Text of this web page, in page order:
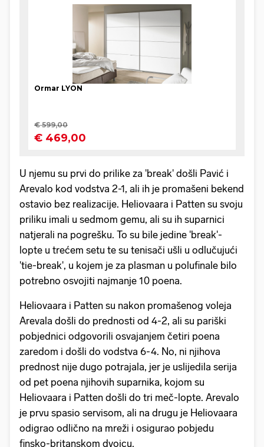
U njemu su prvi do prilike za 'break' došli Pavić i
Arevalo kod vodstva 2-1, ali ih je promašeni bekend
ostavio bez realizacije. Heliovaara i Patten su svoju
priliku imali u sedmom gemu, ali su ih suparnici
natjerali na pogrešku. To su bile jedine 'break'-
lopte u trećem setu te su tenisači ušli u odlučujući
'tie-break', u kojem je za plasman u polufinale bilo
potrebno osvojiti najmanje 10 poena.
Heliovaara i Patten su nakon promašenog voleja
Arevala došli do prednosti od 4-2, ali su pariški
pobjednici odgovorili osvajanjem četiri poena
zaredom i došli do vodstva 6-4. No, ni njihova
prednost nije dugo potrajala, jer je uslijedila serija
od pet poena njihovih suparnika, kojom su
Heliovaara i Patten došli do tri meč-lopte. Arevalo
je prvu spasio servisom, ali na drugu je Heliovaara
odigrao odlično na mreži i osigurao pobjedu
finsko-britanskom dvojcu.